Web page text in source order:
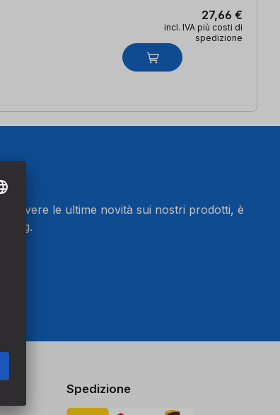
27,66 €
incl. IVA più costi di
spedizione
ricevere le ultime novità sui nostri prodotti, è
Spedizione